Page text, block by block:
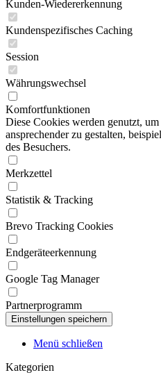
Kunden-Wiedererkennung
Kundenspezifisches Caching
Session
Währungswechsel
Komfortfunktionen
Diese Cookies werden genutzt,
ansprechender zu gestalten,
des Besuchers.
Merkzettel
Statistik & Tracking
Brevo Tracking Cookies
Endgeräteerkennung
Google Tag Manager
Partnerprogramm
Menü schließen
Kategorien